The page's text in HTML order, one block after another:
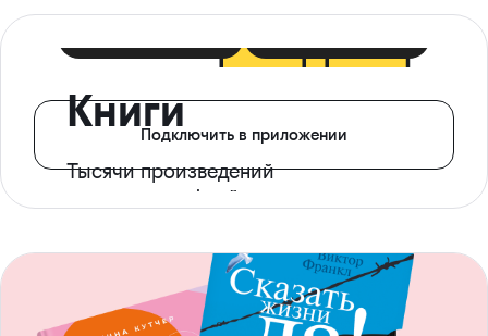
Книги
Тысячи произведений
с доступом офлайн
Подключить в приложении